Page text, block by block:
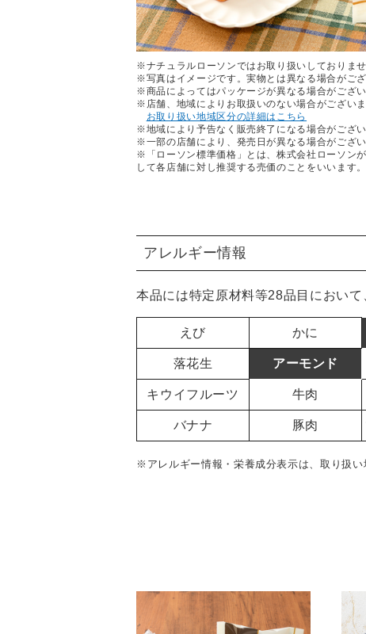
※ナチュラルローソンではお取り扱いしておりませ
※写真はイメージです。実物とは異なる場合がござ
※商品によってはパッケージが異なる場合がござい
※店舗、地域によりお取扱いのない場合がございま
お取り扱い地域区分の詳細はこちら
※地域により予告なく販売終了になる場合がござい
※一部の店舗により、発売日が異なる場合がござい
※「ローソン標準価格」とは、株式会社ローソン
して各店舗に対し推奨する売価のことをいいます。
アレルギー情報
本品には特定原材料等28品目において
えび かに
落花生 アーモンド
キウイフルーツ 牛肉
バナナ 豚肉
※アレルギー情報・栄養成分表示は、取り扱